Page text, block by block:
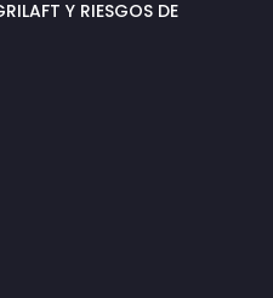
Y RIESGOS DE